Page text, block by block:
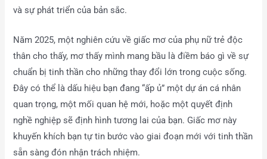
và sự phát triển của bản sắc.
Năm 2025, một nghiên cứu về giấc mơ của phụ nữ trẻ độc
thân cho thấy, mơ thấy mình mang bầu là điềm báo gì về sự
chuẩn bị tinh thần cho những thay đổi lớn trong cuộc sống.
Đây có thể là dấu hiệu bạn đang “ấp ủ” một dự án cá nhân
quan trọng, một mối quan hệ mới, hoặc một quyết định
nghề nghiệp sẽ định hình tương lai của bạn. Giấc mơ này
khuyến khích bạn tự tin bước vào giai đoạn mới với tinh thần
sẵn sàng đón nhận trách nhiệm.